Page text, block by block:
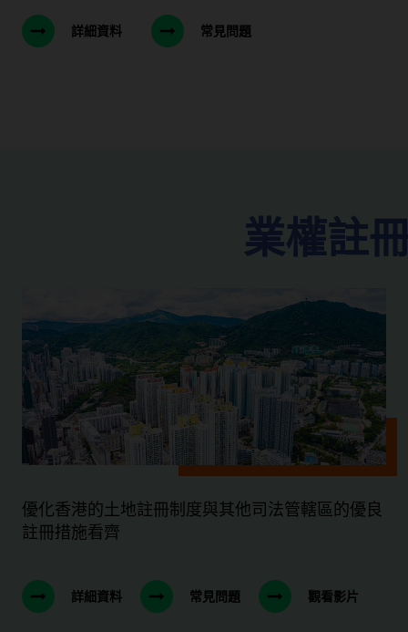
詳細資料 常見問題
業權註
優化香港的土地註冊制度與其他司法管轄區的優良
註冊措施看齊
詳細資料 常見問題 觀看影片